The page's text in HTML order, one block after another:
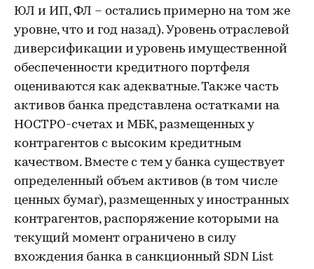
ЮЛ и ИП, ФЛ – остались примерно на том же
уровне, что и год назад). Уровень отраслевой
диверсификации и уровень имущественной
обеспеченности кредитного портфеля
оцениваются как адекватные. Также часть
активов банка представлена остатками на
НОСТРО-счетах и МБК, размещенных у
контрагентов с высоким кредитным
качеством. Вместе с тем у банка существует
определенный объем активов (в том числе
ценных бумаг), размещенных у иностранных
контрагентов, распоряжение которыми на
текущий момент ограничено в силу
вхождения банка в санкционный SDN List